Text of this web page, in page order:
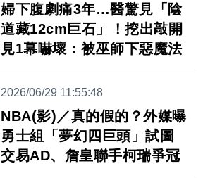
婦下腹劇痛3年…醫驚見「陰
道藏12cm巨石」！挖出敲開
見1幕嚇壞：被巫師下惡魔法
2026/06/29 11:55:48
NBA(影)／真的假的？外媒曝
勇士組「夢幻四巨頭」試圖
交易AD、詹皇聯手柯瑞爭冠